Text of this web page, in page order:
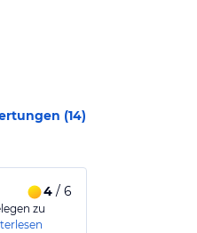
(14)
4/ 6
zu